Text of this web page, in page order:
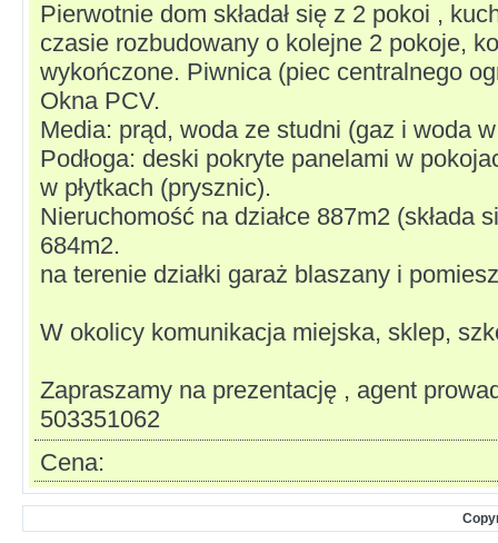
Pierwotnie dom składał się z 2 pokoi ,
czasie rozbudowany o kolejne 2 pokoje,
wykończone. Piwnica (piec centralnego
Okna PCV.
Media: prąd, woda ze studni (gaz i woda
Podłoga: deski pokryte panelami w
w płytkach (prysznic).
Nieruchomość na działce 887m2 (składa
684m2.
na terenie działki garaż blaszany i
W okolicy komunikacja miejska, sklep,
Zapraszamy na prezentację , agent
503351062
Cena: